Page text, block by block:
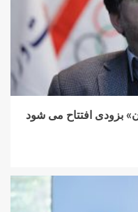
بزودی افتتاح می شود